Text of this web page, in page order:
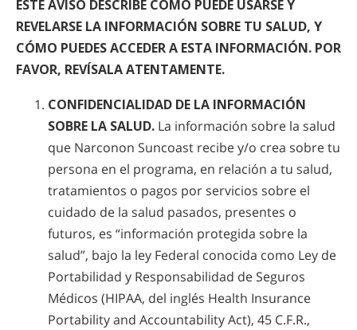
ESTE AVISO DESCRIBE CÓMO PUEDE USARSE Y
REVELARSE LA INFORMACIÓN SOBRE TU SALUD, Y
CÓMO PUEDES ACCEDER A ESTA INFORMACIÓN. POR
FAVOR, REVÍSALA ATENTAMENTE.
CONFIDENCIALIDAD DE LA INFORMACIÓN
SOBRE LA SALUD. La información sobre la salud
que Narconon Suncoast recibe y/o crea sobre tu
persona en el programa, en relación a tu salud,
tratamientos o pagos por servicios sobre el
cuidado de la salud pasados, presentes o
futuros, es “información protegida sobre la
salud”, bajo la ley Federal conocida como Ley de
Portabilidad y Responsabilidad de Seguros
Médicos (HIPAA, del inglés Health Insurance
Portability and Accountability Act), 45 C.F.R.,